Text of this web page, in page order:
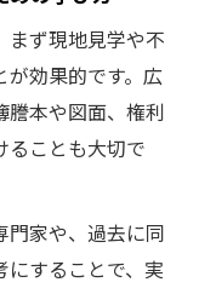
まず現地見学や不
効果的です。広
謄本や図面、権利
ることも大切で
門家や、過去に同
することで、実